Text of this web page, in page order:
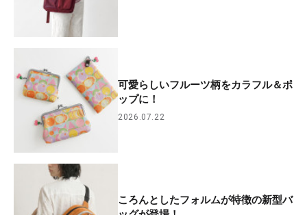
可愛らしいフルーツ柄をカラフル＆ポ
ップに！
2026.07.22
ころんとしたフォルムが特徴の新型バ